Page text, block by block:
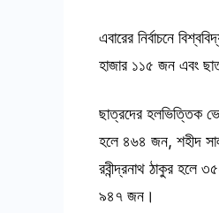
এবারের নির্বাচনে
হাজার ১১৫ জন এবং
ছাত্রদের হলভিত্তিক
হলে ৪৬৪ জন, শহীদ
রবীন্দ্রনাথ ঠাকুর
৯৪৭ জন।